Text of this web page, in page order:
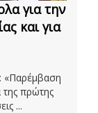
για την
και για
πρώτης
...